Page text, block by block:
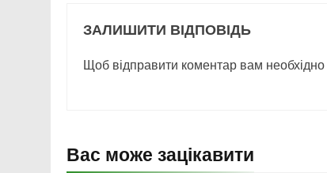
ЗАЛИШИТИ ВІДПОВІДЬ
Щоб відправити коментар вам необхідно
Вас може зацікавити